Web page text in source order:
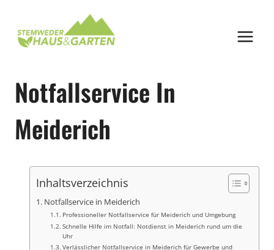
springen
Notfallservice In
Meiderich
Inhaltsverzeichnis
Notfallservice in Meiderich
Professioneller Notfallservice für Meiderich und Umgebung
Schnelle Hilfe im Notfall: Notdienst in Meiderich rund um die
Uhr
Verlässlicher Notfallservice in Meiderich für Gewerbe und